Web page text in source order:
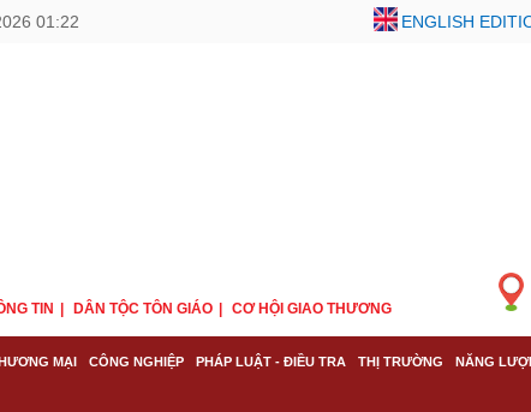
01:22 ENGLISH
TIN DÂN TỘC TÔN GIÁO CƠ HỘI GIAO THƯƠNG
MẠI CÔNG NGHIỆP PHÁP LUẬT - ĐIỀU TRA THỊ TRƯỜNG NĂNG